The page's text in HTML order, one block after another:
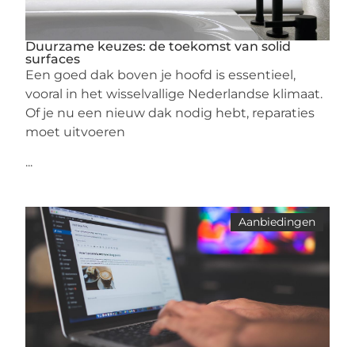
Duurzame keuzes: de toekomst van solid
surfaces
Een goed dak boven je hoofd is essentieel,
vooral in het wisselvallige Nederlandse klimaat.
Of je nu een nieuw dak nodig hebt, reparaties
moet uitvoeren
...
Aanbiedingen